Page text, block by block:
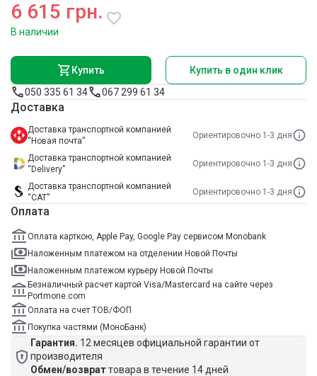
6 615 грн.
В наличии
Купить
Купить в один клик
050 335 61 34
067 299 61 34
Доставка
Доставка транспортной компанией
“Новая почта”
Ориентировочно 1-3 дня
Доставка транспортной компанией
“Delivery”
Ориентировочно 1-3 дня
Доставка транспортной компанией
“САТ”
Ориентировочно 1-3 дня
Оплата
Оплата карткою, Apple Pay, Google Pay сервисом Monobank
Наложенным платежом на отделении Новой Почты
Наложенным платежом курьеру Новой Почты
Безналичный расчет картой Visa/Mastercard на сайте через
Portmone.com
Оплата на счет ТОВ/ФОП
Покупка частями (МоноБанк)
Гарантия. 12 месяцев официальной гарантии от
производителя
Обмен/возвраттовара в течение 14 дней